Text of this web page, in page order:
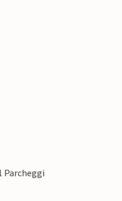
Parcheggi